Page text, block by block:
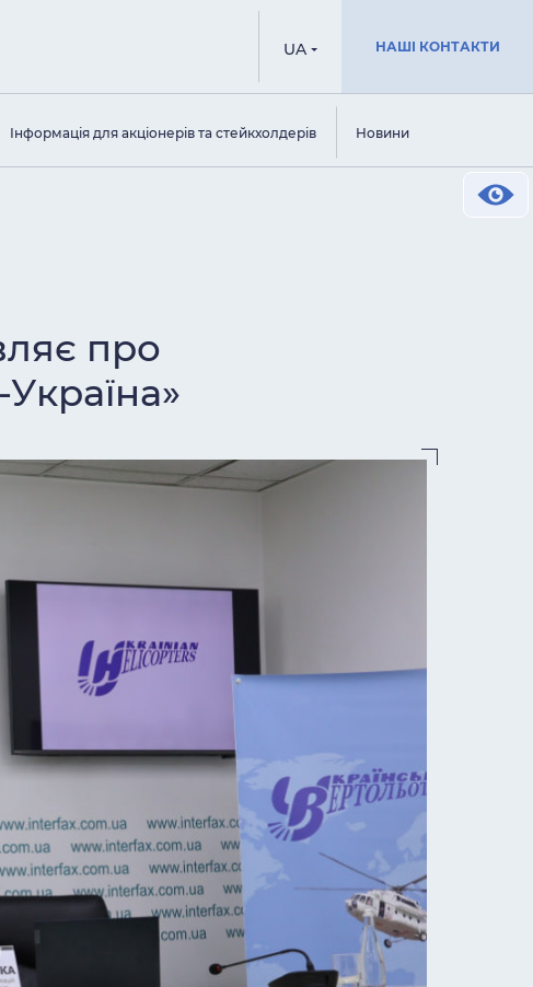
UA НАШІ КОНТАКТИ
Інформація для акціонерів та стейкхолдерів Новини
про